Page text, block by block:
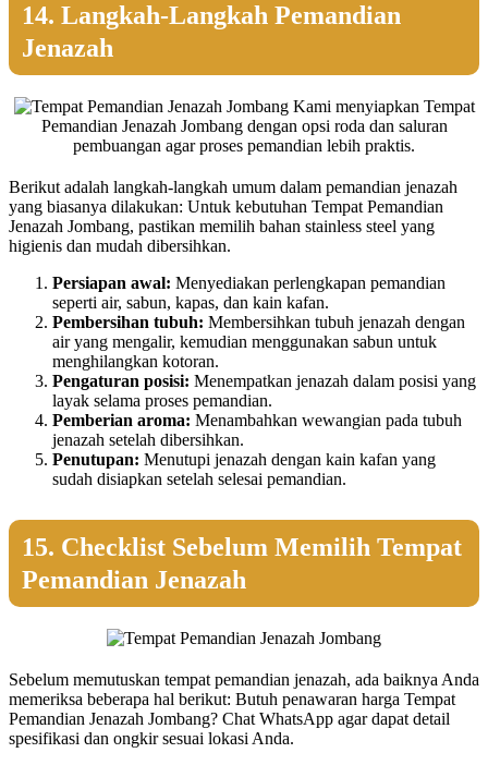
14. Langkah-Langkah Pemandian
Jenazah
Kami menyiapkan Tempat
Pemandian Jenazah Jombang dengan opsi roda dan saluran
pembuangan agar proses pemandian lebih praktis.
Berikut adalah langkah-langkah umum dalam pemandian jenazah
yang biasanya dilakukan: Untuk kebutuhan Tempat Pemandian
Jenazah Jombang, pastikan memilih bahan stainless steel yang
higienis dan mudah dibersihkan.
Persiapan awal: Menyediakan perlengkapan pemandian
seperti air, sabun, kapas, dan kain kafan.
Pembersihan tubuh: Membersihkan tubuh jenazah dengan
air yang mengalir, kemudian menggunakan sabun untuk
menghilangkan kotoran.
Pengaturan posisi: Menempatkan jenazah dalam posisi yang
layak selama proses pemandian.
Pemberian aroma: Menambahkan wewangian pada tubuh
jenazah setelah dibersihkan.
Penutupan: Menutupi jenazah dengan kain kafan yang
sudah disiapkan setelah selesai pemandian.
15. Checklist Sebelum Memilih Tempat
Pemandian Jenazah
Sebelum memutuskan tempat pemandian jenazah, ada baiknya Anda
memeriksa beberapa hal berikut: Butuh penawaran harga Tempat
Pemandian Jenazah Jombang? Chat WhatsApp agar dapat detail
spesifikasi dan ongkir sesuai lokasi Anda.